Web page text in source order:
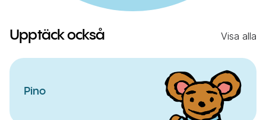
Upptäck också Visa alla
Pino